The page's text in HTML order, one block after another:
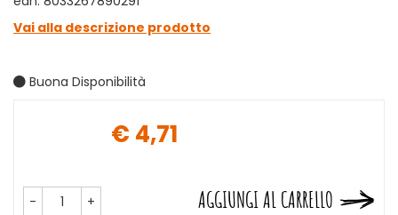
Vai alla descrizione prodotto
Buona Disponibilità
€ 4,71
- + AGGIUNGI AL CARRELLO